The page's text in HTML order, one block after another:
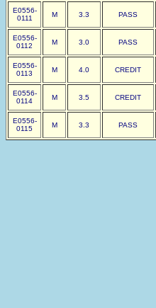
E0556-
0111
M 3.3 PASS
E0556-
0112
M 3.0 PASS
E0556-
0113
M 4.0 CREDIT
E0556-
0114
M 3.5 CREDIT
E0556-
0115
M 3.3 PASS